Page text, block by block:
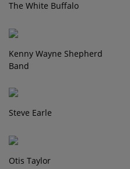
The White Buffalo
Kenny Wayne Shepherd
Band
Steve Earle
Otis Taylor